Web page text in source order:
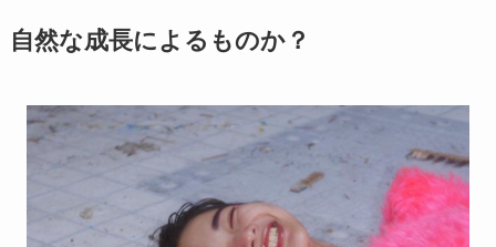
自然な成長によるものか？